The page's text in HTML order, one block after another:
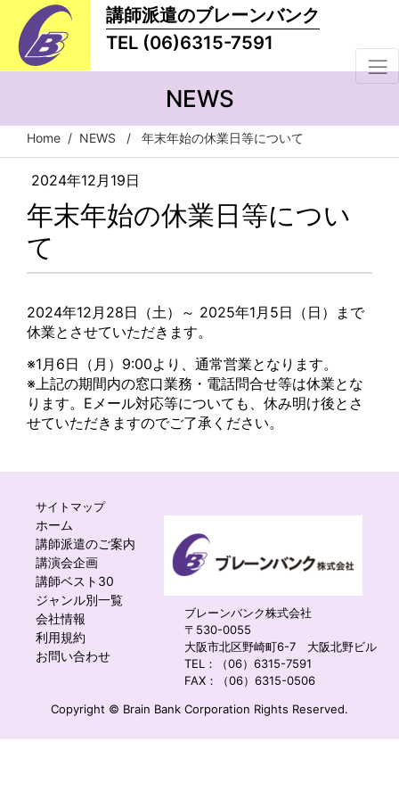
講師派遣のブレーンバンク
TEL (06)6315-7591
NEWS
Home / NEWS / 年末年始の休業日等について
2024年12月19日
年末年始の休業日等につい
て
2024年12月28日（土）～ 2025年1月5日（日）まで
休業とさせていただきます。
※1月6日（月）9:00より、通常営業となります。
※上記の期間内の窓口業務・電話問合せ等は休業とな
ります。Eメール対応等についても、休み明け後とさ
せていただきますのでご了承ください。
サイトマップ
ホーム
講師派遣のご案内
講演会企画
講師ベスト30
ジャンル別一覧
会社情報
利用規約
お問い合わせ
ブレーンバンク株式会社
〒530-0055
大阪市北区野崎町6-7 大阪北野ビル
TEL：（06）6315-7591
FAX：（06）6315-0506
Copyright © Brain Bank Corporation Rights Reserved.